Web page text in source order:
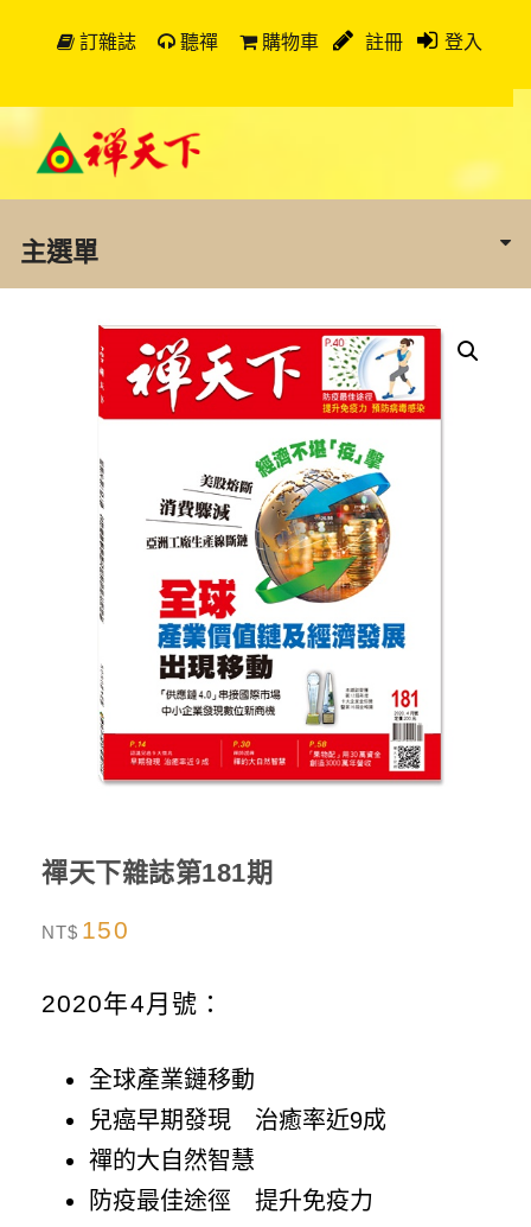
訂雜誌 聽禪 購物車 註冊 登入
主選單
禪天下雜誌第181期
NT$ 150
2020年4月號：
全球產業鏈移動
兒癌早期發現 治癒率近9成
禪的大自然智慧
防疫最佳途徑 提升免疫力